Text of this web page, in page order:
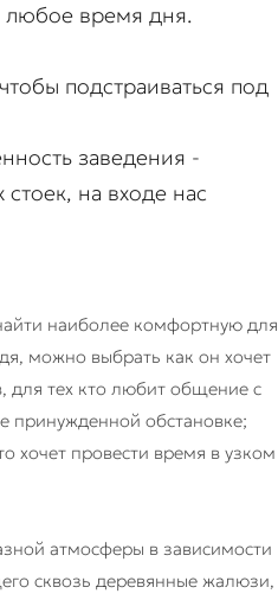
любое время дня.
подстраиваться под
заведения -
на входе нас
наиболее комфортную для
можно выбрать как он хочет
для тех кто любит общение с
принужденной обстановке;
хочет провести время в узком
атмосферы в зависимости
сквозь деревянные жалюзи,